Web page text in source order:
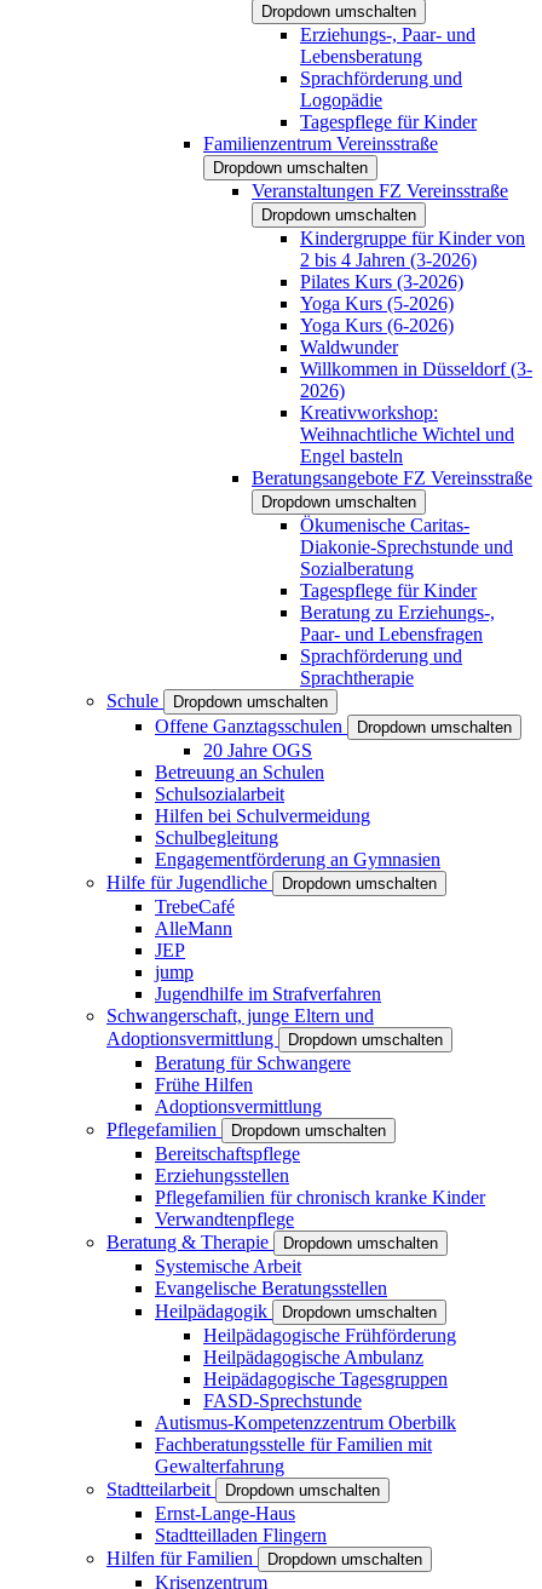
Dropdown umschalten
Erziehungs-, Paar- und
Lebensberatung
Sprachförderung und
Logopädie
Tagespflege für Kinder
Familienzentrum Vereinsstraße
Dropdown umschalten
Veranstaltungen FZ Vereinsstraße
Dropdown umschalten
Kindergruppe für Kinder von
2 bis 4 Jahren (3-2026)
Pilates Kurs (3-2026)
Yoga Kurs (5-2026)
Yoga Kurs (6-2026)
Waldwunder
Willkommen in Düsseldorf (3-
2026)
Kreativworkshop:
Weihnachtliche Wichtel und
Engel basteln
Beratungsangebote FZ Vereinsstraße
Dropdown umschalten
Ökumenische Caritas-
Diakonie-Sprechstunde und
Sozialberatung
Tagespflege für Kinder
Beratung zu Erziehungs-,
Paar- und Lebensfragen
Sprachförderung und
Sprachtherapie
Schule
Dropdown umschalten
Offene Ganztagsschulen Dropdown umschalten
20 Jahre OGS
Betreuung an Schulen
Schulsozialarbeit
Hilfen bei Schulvermeidung
Schulbegleitung
Engagementförderung an Gymnasien
Hilfe für Jugendliche
Dropdown umschalten
TrebeCafé
AlleMann
JEP
jump
Jugendhilfe im Strafverfahren
Schwangerschaft, junge Eltern und
Adoptionsvermittlung
Dropdown umschalten
Beratung für Schwangere
Frühe Hilfen
Adoptionsvermittlung
Pflegefamilien
Dropdown umschalten
Bereitschaftspflege
Erziehungsstellen
Pflegefamilien für chronisch kranke Kinder
Verwandtenpflege
Beratung & Therapie
Dropdown umschalten
Systemische Arbeit
Evangelische Beratungsstellen
Heilpädagogik
Dropdown umschalten
Heilpädagogische Frühförderung
Heilpädagogische Ambulanz
Heipädagogische Tagesgruppen
FASD-Sprechstunde
Autismus-Kompetenzzentrum Oberbilk
Fachberatungsstelle für Familien mit
Gewalterfahrung
Stadtteilarbeit
Dropdown umschalten
Ernst-Lange-Haus
Stadtteilladen Flingern
Hilfen für Familien
Dropdown umschalten
Krisenzentrum